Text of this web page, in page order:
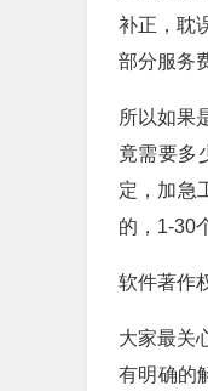
补正，耽
部分服务
所以如果
竟需要多
定，加急
的，1-30
软件著作
大家最关
有明确的